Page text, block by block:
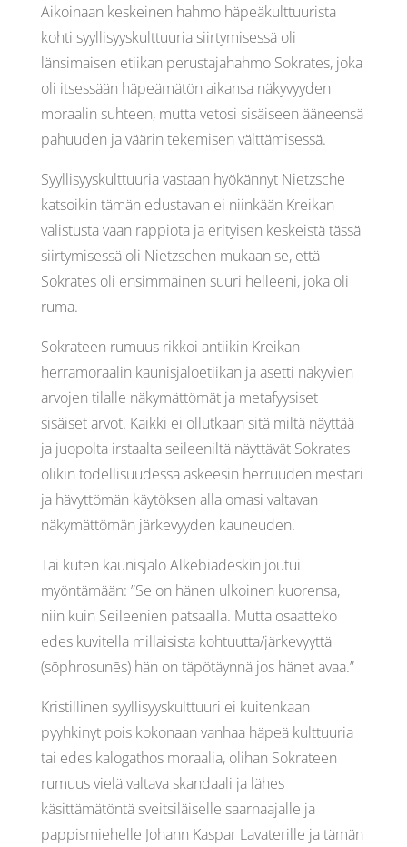
Aikoinaan keskeinen hahmo häpeäkulttuurista
kohti syyllisyyskulttuuria siirtymisessä oli
länsimaisen etiikan perustajahahmo Sokrates, joka
oli itsessään häpeämätön aikansa näkyvyyden
moraalin suhteen, mutta vetosi sisäiseen ääneensä
pahuuden ja väärin tekemisen välttämisessä.
Syyllisyyskulttuuria vastaan hyökännyt Nietzsche
katsoikin tämän edustavan ei niinkään Kreikan
valistusta vaan rappiota ja erityisen keskeistä tässä
siirtymisessä oli Nietzschen mukaan se, että
Sokrates oli ensimmäinen suuri helleeni, joka oli
ruma.
Sokrateen rumuus rikkoi antiikin Kreikan
herramoraalin kaunisjaloetiikan ja asetti näkyvien
arvojen tilalle näkymättömät ja metafyysiset
sisäiset arvot. Kaikki ei ollutkaan sitä miltä näyttää
ja juopolta irstaalta seileeniltä näyttävät Sokrates
olikin todellisuudessa askeesin herruuden mestari
ja hävyttömän käytöksen alla omasi valtavan
näkymättömän järkevyyden kauneuden.
Tai kuten kaunisjalo Alkebiadeskin joutui
myöntämään: ”Se on hänen ulkoinen kuorensa,
niin kuin Seileenien patsaalla. Mutta osaatteko
edes kuvitella millaisista kohtuutta/järkevyyttä
(sōphrosunēs) hän on täpötäynnä jos hänet avaa.”
Kristillinen syyllisyyskulttuuri ei kuitenkaan
pyyhkinyt pois kokonaan vanhaa häpeä kulttuuria
tai edes kalogathos moraalia, olihan Sokrateen
rumuus vielä valtava skandaali ja lähes
käsittämätöntä sveitsiläiselle saarnaajalle ja
pappismiehelle Johann Kaspar Lavaterille ja tämän